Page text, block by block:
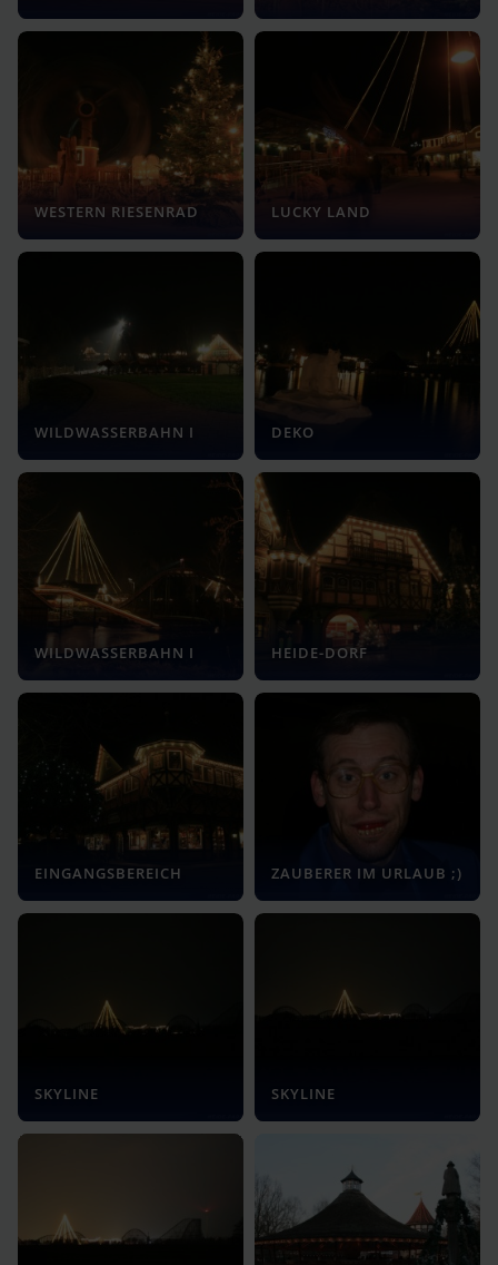
WESTERN RIESENRAD LUCKY LAND
WILDWASSERBAHN I DEKO
WILDWASSERBAHN I HEIDE-DORF
EINGANGSBEREICH ZAUBERER IM URLAUB ;)
SKYLINE SKYLINE